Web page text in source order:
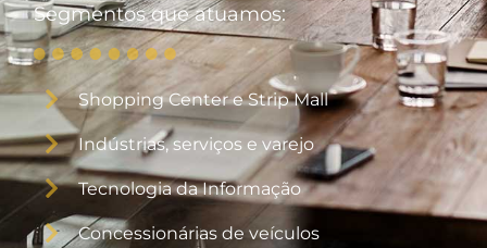
Segmentos que atuamos:
Shopping Center e Strip Mall
Indústrias, serviços e varejo
Tecnologia da Informação
Concessionárias de veículos